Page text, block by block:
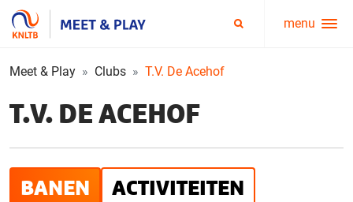
Service
menu
menu
Meet & Play Clubs T.V. De Acehof
T.V. DE ACEHOF
BANEN ACTIVITEITEN